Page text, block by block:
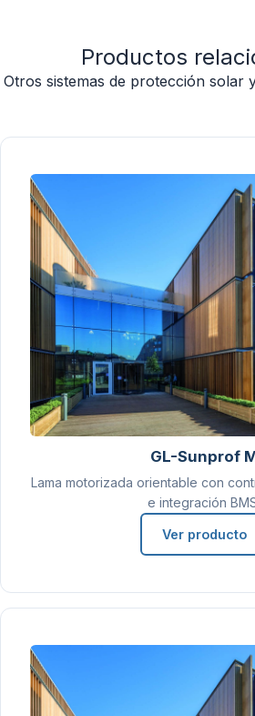
Productos
Otros sistemas de protección solar
GL-Sunprof
Lama motorizada orientable con
e integración
Ver producto